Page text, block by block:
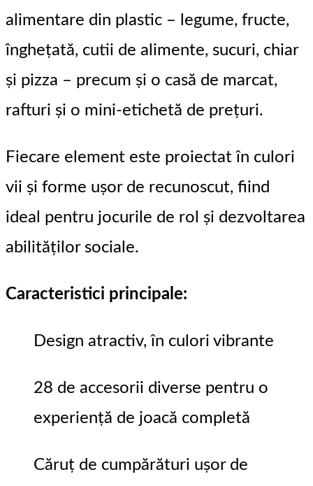
alimentare din plastic – legume, fructe,
înghețată, cutii de alimente, sucuri, chiar
și pizza – precum și o casă de marcat,
rafturi și o mini-etichetă de prețuri.
Fiecare element este proiectat în culori
vii și forme ușor de recunoscut, fiind
ideal pentru jocurile de rol și dezvoltarea
abilităților sociale.
Caracteristici principale:
Design atractiv, în culori vibrante
28 de accesorii diverse pentru o
experiență de joacă completă
Căruț de cumpărături ușor de